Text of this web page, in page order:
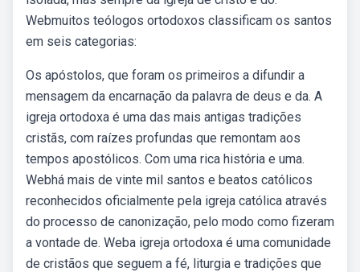
Webmuitos teólogos ortodoxos classificam os santos
em seis categorias:
Os apóstolos, que foram os primeiros a difundir a
mensagem da encarnação da palavra de deus e da. A
igreja ortodoxa é uma das mais antigas tradições
cristãs, com raízes profundas que remontam aos
tempos apostólicos. Com uma rica história e uma.
Webhá mais de vinte mil santos e beatos católicos
reconhecidos oficialmente pela igreja católica através
do processo de canonização, pelo modo como fizeram
a vontade de. Weba igreja ortodoxa é uma comunidade
de cristãos que seguem a fé, liturgia e tradições que